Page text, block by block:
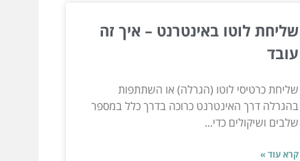
שליחת לוטו באינטרנט – איך זה
עובד
שליחת כרטיסי לוטו (הגרלה) או השתתפות
בהגרלה דרך האינטרנט כרוכה בדרך כלל במספר
שלבים ושיקולים כדי...
קרא עוד »